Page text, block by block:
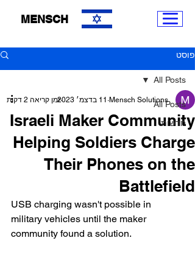
MENSCH
פוסט
All Posts
חדשות
All Posts
Israeli Maker Community
Helping Soldiers Charge
Their Phones on the
Battlefield
Mensch Solutions 11 בדצמ׳ 2023 זמן קריאה 2 דקות
USB charging wasn't possible in
military vehicles until the maker
community found a solution.